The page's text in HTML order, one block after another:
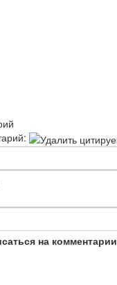
на комментарии